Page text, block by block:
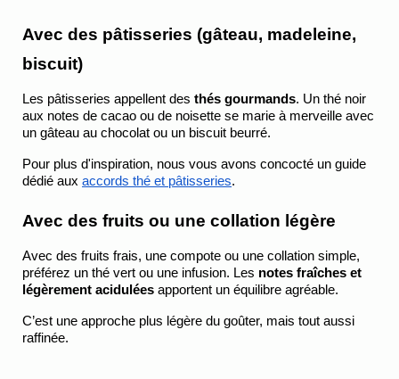
Avec des pâtisseries (gâteau, madeleine,
biscuit)
Les pâtisseries appellent des thés gourmands. Un thé noir
aux notes de cacao ou de noisette se marie à merveille avec
un gâteau au chocolat ou un biscuit beurré.
Pour plus d'inspiration, nous vous avons concocté un guide
dédié aux accords thé et pâtisseries.
Avec des fruits ou une collation légère
Avec des fruits frais, une compote ou une collation simple,
préférez un thé vert ou une infusion. Les notes fraîches et
légèrement acidulées apportent un équilibre agréable.
C’est une approche plus légère du goûter, mais tout aussi
raffinée.